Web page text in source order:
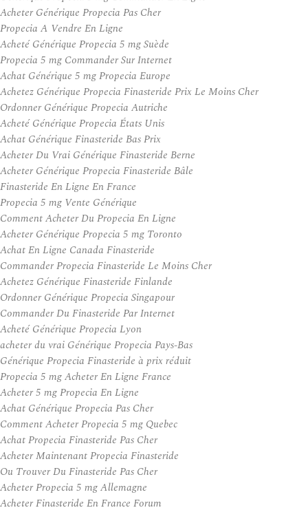
Acheter Générique Propecia Pas Cher
Propecia A Vendre En Ligne
Acheté Générique Propecia 5 mg Suède
Propecia 5 mg Commander Sur Internet
Achat Générique 5 mg Propecia Europe
Achetez Générique Propecia Finasteride Prix Le Moins Cher
Ordonner Générique Propecia Autriche
Acheté Générique Propecia États Unis
Achat Générique Finasteride Bas Prix
Acheter Du Vrai Générique Finasteride Berne
Acheter Générique Propecia Finasteride Bâle
Finasteride En Ligne En France
Propecia 5 mg Vente Générique
Comment Acheter Du Propecia En Ligne
Acheter Générique Propecia 5 mg Toronto
Achat En Ligne Canada Finasteride
Commander Propecia Finasteride Le Moins Cher
Achetez Générique Finasteride Finlande
Ordonner Générique Propecia Singapour
Commander Du Finasteride Par Internet
Acheté Générique Propecia Lyon
acheter du vrai Générique Propecia Pays-Bas
Générique Propecia Finasteride à prix réduit
Propecia 5 mg Acheter En Ligne France
Acheter 5 mg Propecia En Ligne
Achat Générique Propecia Pas Cher
Comment Acheter Propecia 5 mg Quebec
Achat Propecia Finasteride Pas Cher
Acheter Maintenant Propecia Finasteride
Ou Trouver Du Finasteride Pas Cher
Acheter Propecia 5 mg Allemagne
Acheter Finasteride En France Forum